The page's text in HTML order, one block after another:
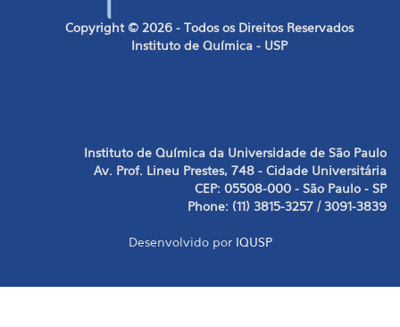
Copyright © 2026 - Todos os Direitos Reservados
Instituto de Química - USP
Instituto de Química da Universidade de São Paulo
Av. Prof. Lineu Prestes, 748 - Cidade Universitária
CEP: 05508-000 - São Paulo - SP
Phone: (11) 3815-3257 / 3091-3839
Desenvolvido por IQUSP